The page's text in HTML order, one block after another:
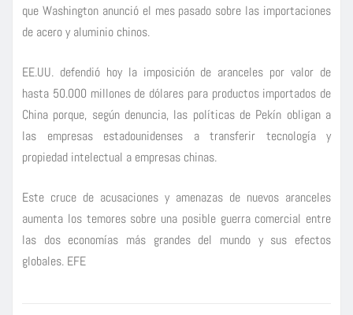
que Washington anunció el mes pasado sobre las importaciones
de acero y aluminio chinos.
EE.UU. defendió hoy la imposición de aranceles por valor de
hasta 50.000 millones de dólares para productos importados de
China porque, según denuncia, las políticas de Pekín obligan a
las empresas estadounidenses a transferir tecnología y
propiedad intelectual a empresas chinas.
Este cruce de acusaciones y amenazas de nuevos aranceles
aumenta los temores sobre una posible guerra comercial entre
las dos economías más grandes del mundo y sus efectos
globales. EFE